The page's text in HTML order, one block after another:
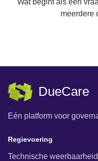
meerdere
DueCare
Eén platform voor
Regievoering
Technische weerbaarheid